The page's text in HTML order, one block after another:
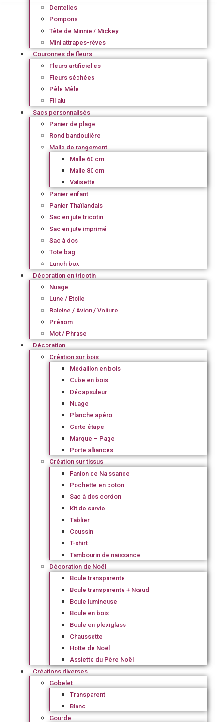
Dentelles
Pompons
Tête de Minnie / Mickey
Mini attrapes-rêves
Couronnes de fleurs
Fleurs artificielles
Fleurs séchées
Pèle Mêle
Fil alu
Sacs personnalisés
Panier de plage
Rond bandoulière
Malle de rangement
Malle 60 cm
Malle 80 cm
Valisette
Panier enfant
Panier Thaïlandais
Sac en jute tricotin
Sac en jute imprimé
Sac à dos
Tote bag
Lunch box
Décoration en tricotin
Nuage
Lune / Etoile
Baleine / Avion / Voiture
Prénom
Mot / Phrase
Décoration
Création sur bois
Médaillon en bois
Cube en bois
Décapsuleur
Nuage
Planche apéro
Carte étape
Marque – Page
Porte alliances
Création sur tissus
Fanion de Naissance
Pochette en coton
Sac à dos cordon
Kit de survie
Tablier
Coussin
T-shirt
Tambourin de naissance
Décoration de Noël
Boule transparente
Boule transparente + Nœud
Boule lumineuse
Boule en bois
Boule en plexiglass
Chaussette
Hotte de Noël
Assiette du Père Noël
Créations diverses
Gobelet
Transparent
Blanc
Gourde